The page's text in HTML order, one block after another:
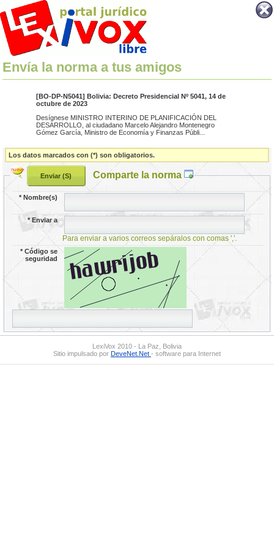
Envía la norma a tus amigos
[BO-DP-N5041] Bolivia: Decreto Presidencial Nº 5041, 14 de
octubre de 2023
Desígnese MINISTRO INTERINO DE PLANIFICACIÓN DEL
DESARROLLO, al ciudadano Marcelo Alejandro Montenegro
Gómez García, Ministro de Economía y Finanzas Públi...
Los datos marcados con (*) son obligatorios.
Comparte la norma
*Nombre(s)
*Enviar a
Para enviar a varios correos sepáralos con comas ','.
*Código se
seguridad
LexiVox 2010 - La Paz, Bolivia
Sitio impulsado por DeveNet.Net - software para Internet